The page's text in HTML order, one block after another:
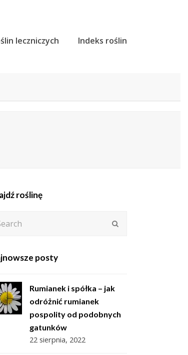
leczniczych Indeks roślin
roślinę
posty
Rumianek i spółka – jak
odróżnić rumianek
pospolity od podobnych
gatunków
22 sierpnia, 2022